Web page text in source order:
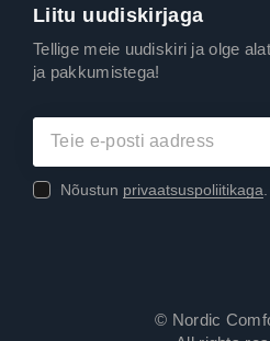
Liitu uudiskirjaga
Tellige meie uudiskiri ja olge
ja pakkumistega!
Nõustun privaatsuspoliitikaga
© Nordic